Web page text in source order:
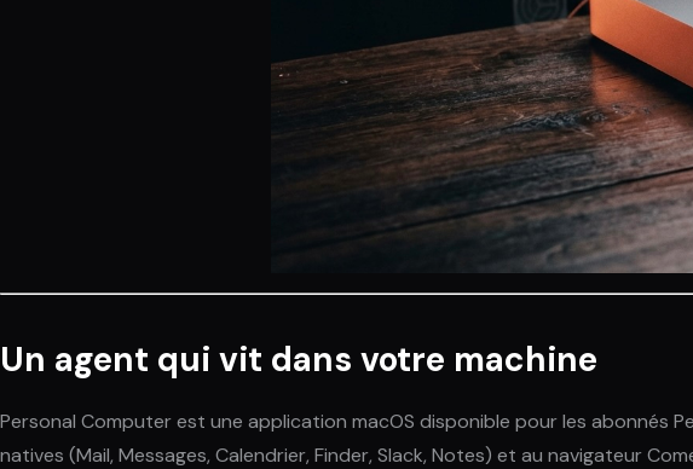
Un agent qui vit dans votre machine
Personal Computer est une application macOS disponible pour les abonnés
natives (Mail, Messages, Calendrier, Finder, Slack, Notes) et au navigateur